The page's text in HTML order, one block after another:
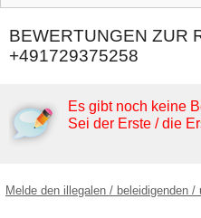
BEWERTUNGEN ZUR
+491729375258
Es gibt noch keine
Sei der Erste / die
Melde den illegalen / beleidigenden /